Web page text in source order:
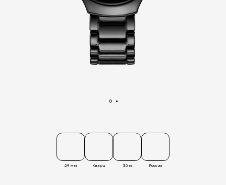
29 мм Кварц 30 м Россия